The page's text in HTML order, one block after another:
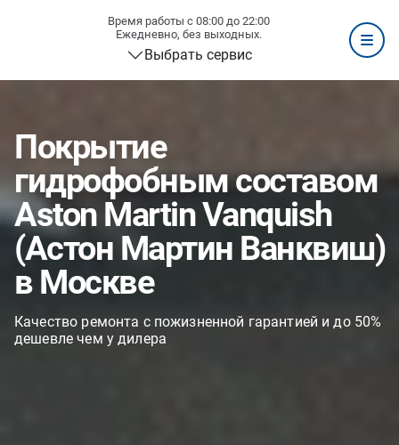
Время работы с 08:00 до 22:00
Ежедневно, без выходных.
Выбрать сервис
Покрытие
гидрофобным составом
Aston Martin Vanquish
(Астон Мартин Ванквиш)
в Москве
Качество ремонта с пожизненной гарантией и до 50%
дешевле чем у дилера